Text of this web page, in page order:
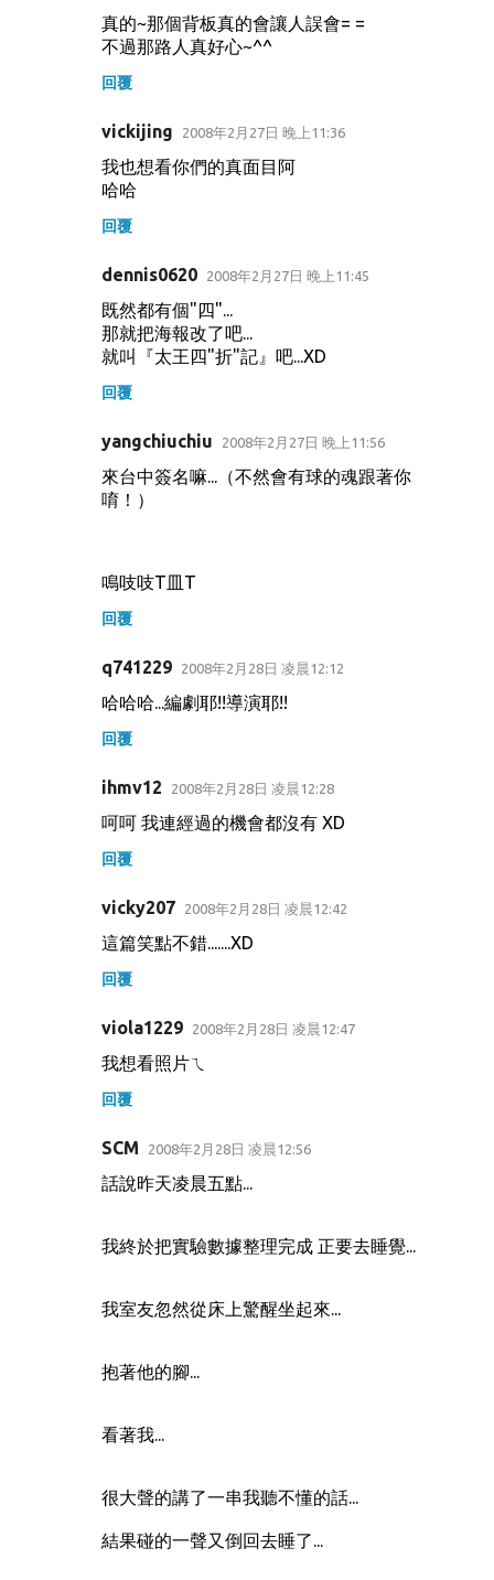
真的~那個背板真的會讓人誤會= =
不過那路人真好心~^^
回覆
vickijing 2008年2月27日 晚上11:36
我也想看你們的真面目阿
哈哈
回覆
dennis0620 2008年2月27日 晚上11:45
既然都有個"四"...
那就把海報改了吧...
就叫『太王四"折"記』吧...XD
回覆
yangchiuchiu 2008年2月27日 晚上11:56
來台中簽名嘛...（不然會有球的魂跟著你
唷！）
鳴吱吱T皿T
回覆
q741229 2008年2月28日 凌晨12:12
哈哈哈...編劇耶!!導演耶!!
回覆
ihmv12 2008年2月28日 凌晨12:28
呵呵 我連經過的機會都沒有 XD
回覆
vicky207 2008年2月28日 凌晨12:42
這篇笑點不錯.......XD
回覆
viola1229 2008年2月28日 凌晨12:47
我想看照片ㄟ
回覆
SCM 2008年2月28日 凌晨12:56
話說昨天凌晨五點...
我終於把實驗數據整理完成 正要去睡覺...
我室友忽然從床上驚醒坐起來...
抱著他的腳...
看著我...
很大聲的講了一串我聽不懂的話...
結果碰的一聲又倒回去睡了...